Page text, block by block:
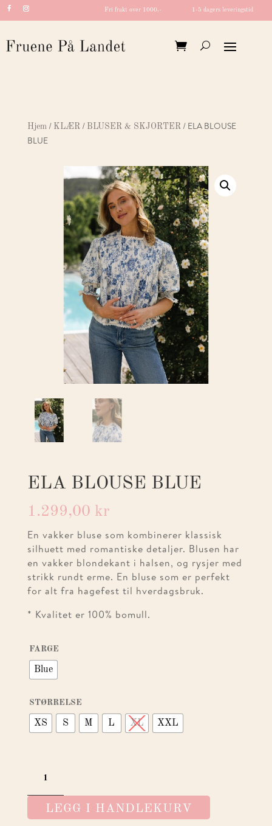
Fri frakt over 1000,- 1-5 dagers leveringstid
Hjem/ KLÆR/ BLUSER & SKJORTER/ ELA BLOUSE
BLUE
ELA BLOUSE BLUE
1.299,00 kr
En vakker bluse som kombinerer klassisk
silhuett med romantiske detaljer. Blusen har
en vakker blondekant i halsen, og rysjer med
strikk rundt erme. En bluse som er perfekt
for alt fra hagefest til hverdagsbruk.
* Kvalitet er 100% bomull.
FARGE
Blue
STØRRELSE
XS S M L XL XXL
BLOUSE
BLUE
ANTALLLEGG I HANDLEKURV